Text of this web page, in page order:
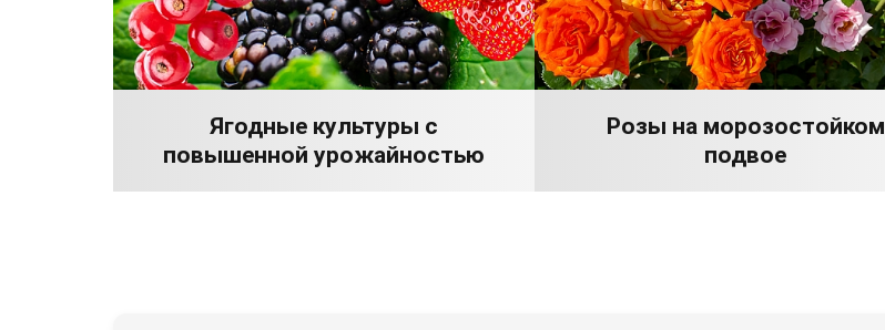
Ягодные культуры с
повышенной урожайностью
Розы на морозостойком
подвое